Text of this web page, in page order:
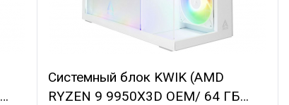
Системный блок KWIK (AMD
RYZEN 9 9950X3D OEM/ 64 ГБ